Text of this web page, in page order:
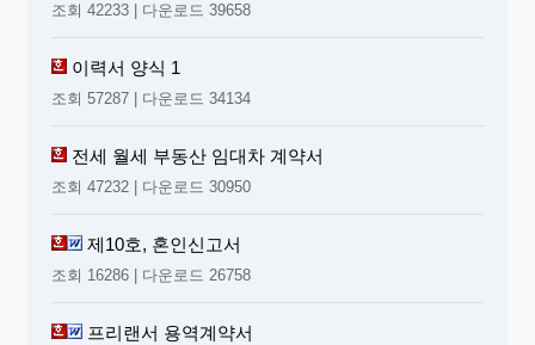
조회 42233 | 다운로드 39658
이력서 양식 1
조회 57287 | 다운로드 34134
전세 월세 부동산 임대차 계약서
조회 47232 | 다운로드 30950
제10호, 혼인신고서
조회 16286 | 다운로드 26758
프리랜서 용역계약서